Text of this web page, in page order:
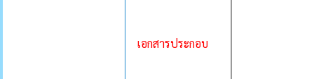
เอกสารประกอบ